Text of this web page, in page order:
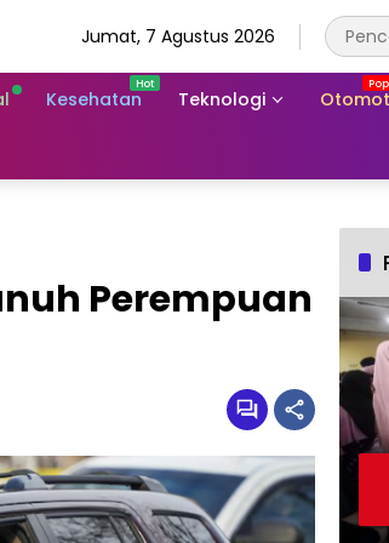
Jumat, 7 Agustus 2026
Kesehatan Teknologi
Perempuan